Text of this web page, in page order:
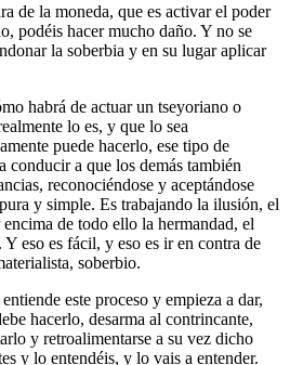
de la moneda, que es activar el poder
podéis hacer mucho daño. Y no se
la soberbia y en su lugar aplicar
habrá de actuar un tseyoriano o
lo es, y que lo sea
puede hacerlo, ese tipo de
conducir a que los demás también
reconociéndose y aceptándose
y simple. Es trabajando la ilusión, el
de todo ello la hermandad, el
eso es fácil, y eso es ir en contra de
soberbio.
este proceso y empieza a dar,
hacerlo, desarma al contrincante,
y retroalimentarse a su vez dicho
y lo entendéis, y lo vais a entender.